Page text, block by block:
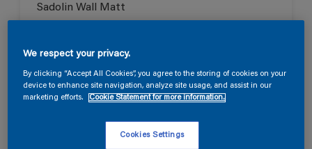
Sadolin Wall Matt
Best seller
soveværelser
Let at påføre
Kun tilgængelig i butikken
We respect your privacy.
By clicking “Accept All Cookies”, you agree to the storing of cookies on your
device to enhance site navigation, analyze site usage, and assist in our
marketing efforts.
Cookie Statement for more information.
Cookies Settings